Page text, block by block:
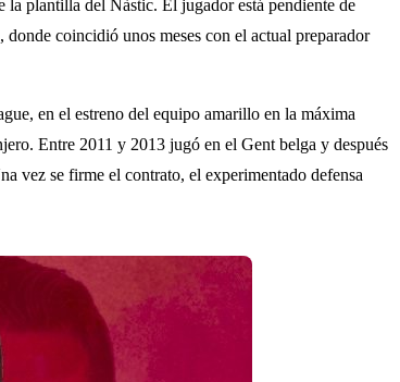
plantilla del Nàstic. El jugador está pendiente de
coincidió unos meses con el actual preparador
en el estreno del equipo amarillo en la máxima
Entre 2011 y 2013 jugó en el Gent belga y después
vez se firme el contrato, el experimentado defensa